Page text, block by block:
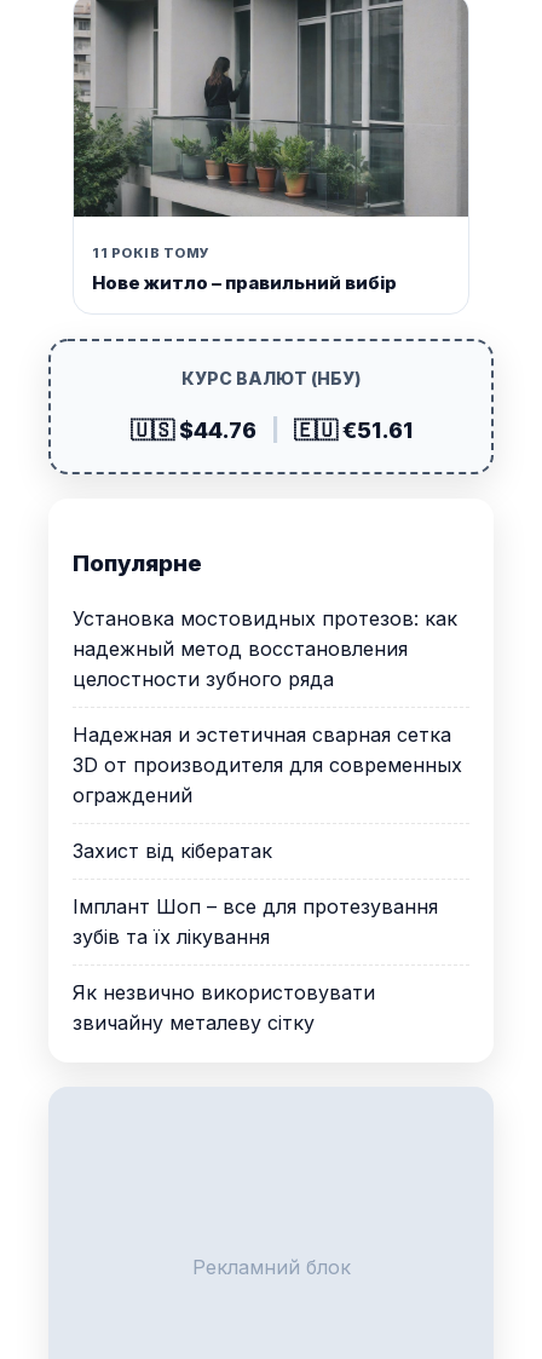
11 РОКІВ ТОМУ
Нове житло – правильний вибір
КУРС ВАЛЮТ (НБУ)
🇺🇸 $44.76 🇪🇺 €51.61
Популярне
Установка мостовидных протезов: как
надежный метод восстановления
целостности зубного ряда
Надежная и эстетичная сварная сетка
3D от производителя для современных
ограждений
Захист від кібератак
Імплант Шоп – все для протезування
зубів та їх лікування
Як незвично використовувати
звичайну металеву сітку
Рекламний блок